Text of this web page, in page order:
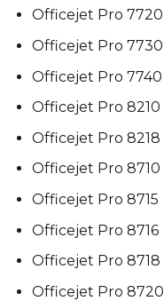
Officejet Pro 7720
Officejet Pro 7730
Officejet Pro 7740
Officejet Pro 8210
Officejet Pro 8218
Officejet Pro 8710
Officejet Pro 8715
Officejet Pro 8716
Officejet Pro 8718
Officejet Pro 8720